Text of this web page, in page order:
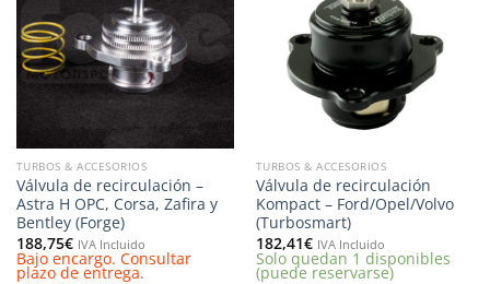
lista de
deseos
TURBOS & ACCESORIOS
Válvula de recirculación –
Astra H OPC, Corsa, Zafira y
Bentley (Forge)
188,75€ IVA Incluido
Bajo encargo. Consultar
plazo de entrega.
TURBOS & ACCESORIOS
Válvula de recirculación
Kompact – Ford/Opel/Volvo
(Turbosmart)
182,41€ IVA Incluido
Solo quedan 1 disponibles
(puede reservarse)